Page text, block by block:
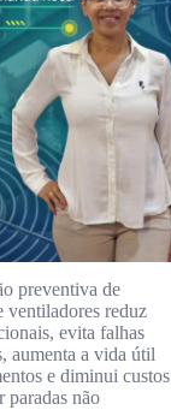
preventiva de
ventiladores reduz
evita falhas
aumenta a vida útil
e diminui custos
paradas não